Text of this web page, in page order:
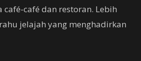
café dan restoran. Lebih
jelajah yang menghadirkan